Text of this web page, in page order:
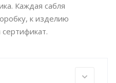
Каждая сабля
к изделию